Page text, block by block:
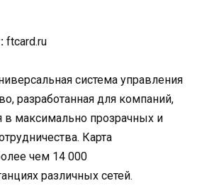
ftcard.ru
система управления
разработанная для компаний,
максимально прозрачных и
Карта
чем 14 000
различных сетей.